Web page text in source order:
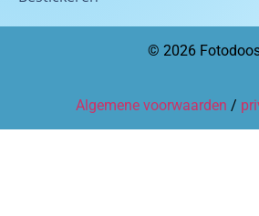
© 2026
Algemene voorwaarden /